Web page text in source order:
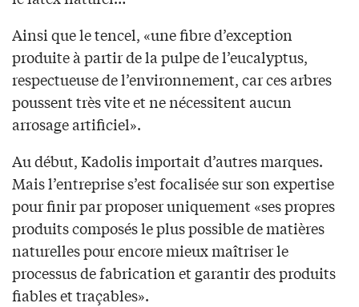
Ainsi que le tencel, «une fibre d’exception
produite à partir de la pulpe de l’eucalyptus,
respectueuse de l’environnement, car ces arbres
poussent très vite et ne nécessitent aucun
arrosage artificiel».
Au début, Kadolis importait d’autres marques.
Mais l’entreprise s’est focalisée sur son expertise
pour finir par proposer uniquement «ses propres
produits composés le plus possible de matières
naturelles pour encore mieux maîtriser le
processus de fabrication et garantir des produits
fiables et traçables».